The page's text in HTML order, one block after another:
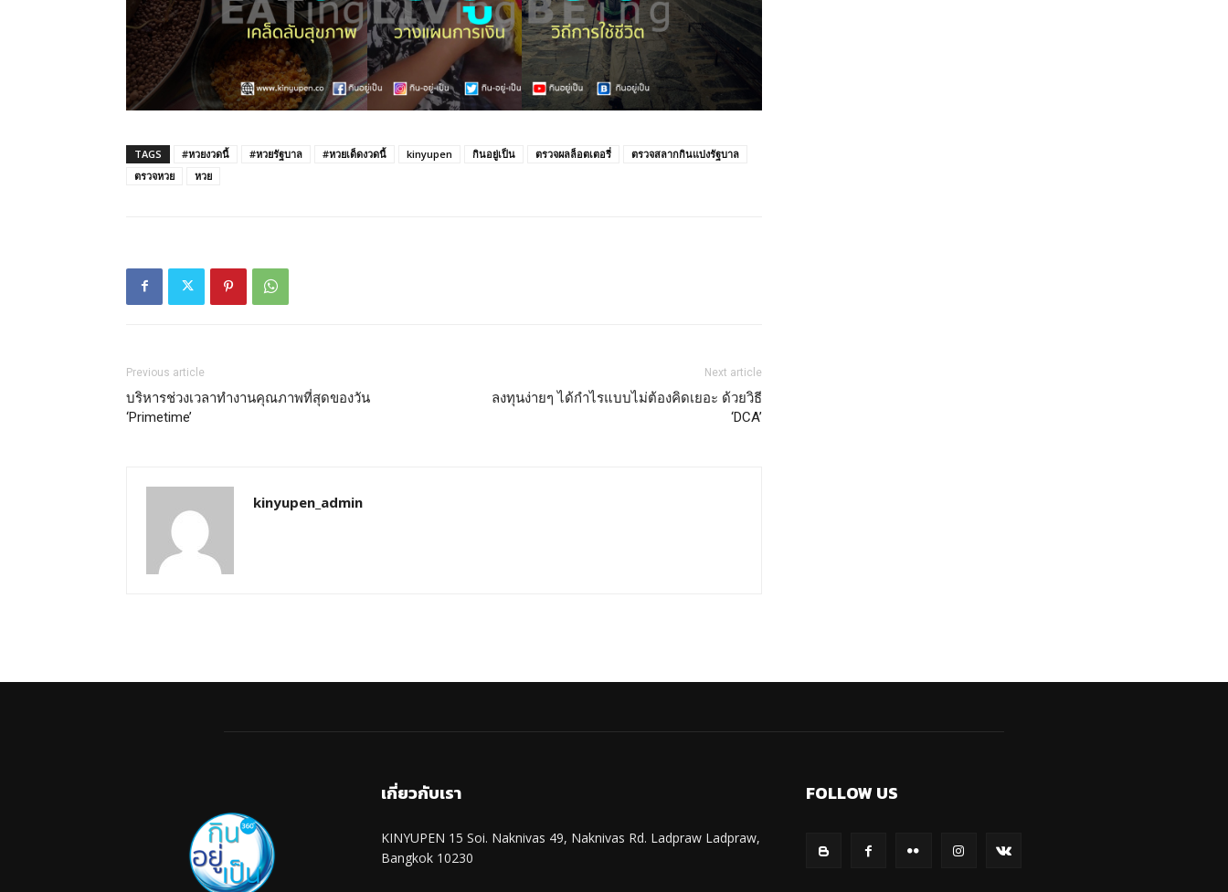
TAGS #หวยงวดนี้ #หวยรัฐบาล #หวยเด็ดงวดนี้ kinyupen กินอยู่เป็น ตรวจผลล็อตเตอรี่
ตรวจสลากกินแบ่งรัฐบาล
ตรวจหวย
หวย
Previous article
บริหารช่วงเวลาทำงานคุณภาพที่สุดของวัน
‘Primetime’
Next article
ลงทุนง่ายๆ ได้กำไรแบบไม่ต้องคิดเยอะ ด้วยวิธี
‘DCA’
kinyupen_admin
เกี่ยวกับเรา
KINYUPEN 15 Soi. Naknivas 49, Naknivas Rd. Ladpraw Ladpraw,
Bangkok 10230
FOLLOW US